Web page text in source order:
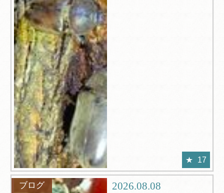
17
ブログ 2026.08.08